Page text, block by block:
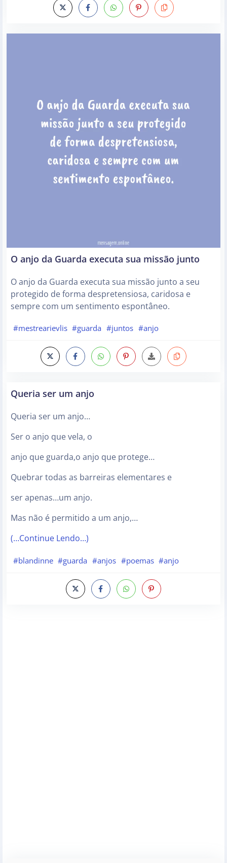
O anjo da Guarda executa sua missão junto
O anjo da Guarda executa sua missão junto a seu
protegido de forma despretensiosa, caridosa e
sempre com um sentimento espontâneo.
#mestrearievlis #guarda #juntos #anjo
Queria ser um anjo
Queria ser um anjo…
Ser o anjo que vela, o
anjo que guarda,o anjo que protege…
Quebrar todas as barreiras elementares e
ser apenas…um anjo.
Mas não é permitido a um anjo,…
(…Continue Lendo…)
#blandinne #guarda #anjos #poemas #anjo